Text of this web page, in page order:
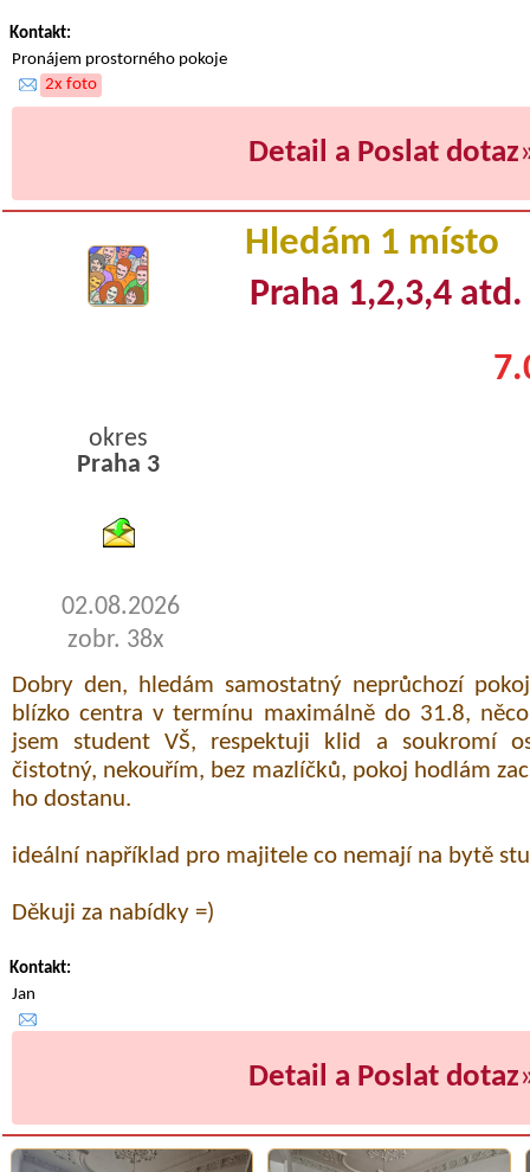
Kontakt:
Pronájem prostorného pokoje
2x foto
Detail a Poslat dotaz
Hledám 1 místo
Praha 1,2,3,4 atd.
okres
Praha 3
02.08.2026
zobr. 38x
Dobry den, hledám samostatný neprůchozí
blízko centra v termínu maximálně do 31.8,
jsem student VŠ, respektuji klid a soukromí
čistotný, nekouřím, bez mazlíčků, pokoj hodlám
ho dostanu.
ideální například pro majitele co nemají na bytě
Děkuji za nabídky =)
Kontakt:
Jan
Detail a Poslat dotaz